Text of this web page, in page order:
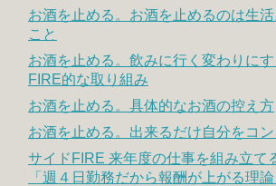
お酒を止める。お酒を止めるのは生
こと
お酒を止める。飲みに行く変わりに
FIRE的な取り組み
お酒を止める。具体的なお酒の控え方
お酒を止める。出来るだけ自分をコ
サイドFIRE 来年度の仕事を組み立
「週４日勤務だから報酬が上がる理